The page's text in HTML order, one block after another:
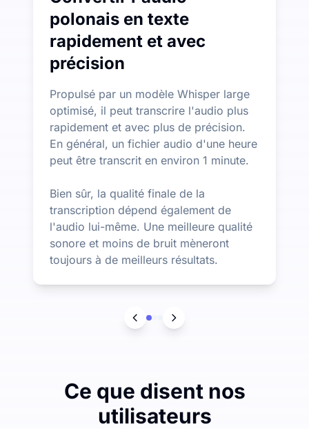
polonais en texte
rapidement et avec
précision
Propulsé par un modèle Whisper large
optimisé, il peut transcrire l'audio plus
rapidement et avec plus de précision.
En général, un fichier audio d'une heure
peut être transcrit en environ 1 minute.
Bien sûr, la qualité finale de la
transcription dépend également de
l'audio lui-même. Une meilleure qualité
sonore et moins de bruit mèneront
toujours à de meilleurs résultats.
Ce que disent nos
utilisateurs